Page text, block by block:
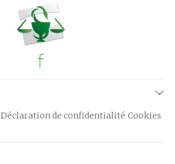
Déclaration de confidentialité Cookies